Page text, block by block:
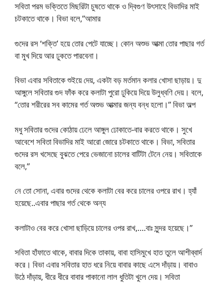
সবিতা পরম ভক্তিতে মিছরিটা চুষতে থাকে ও দ্বিগুণ উৎসাহে বিভাদির মাই
চটকাতে থাকে। বিভা বলে,”আমার
গুদের রস ‘শক্তি’ হয়ে তোর পেটে যাচ্ছে। কোন অশুভ আত্মা তোর পাছার গর্ত
বা মুখ দিয়ে আর ঢুকতে পারবেনা।
বিভা এবার সবিতাকে শুইয়ে দেয়, একটা বড় মর্তমান কলার খোসা ছাড়ায়। দু
আঙ্গুলে সবিতার গুদ ফাঁক করে কলাটা পুরো ঢুকিয়ে দিয়ে উলুধ্বণি দেয়। বলে,
“তোর শরীরের সব কামের গর্ত অশুভ আত্মার জন্য বন্ধ হলো।” বিভা অল্প
মধু সবিতার গুদের কোঠায় ঢেলে আঙ্গুল ঢোকাতে-বার করতে থাকে। সুখে
আবেশে সবিতা বিভাদির মাই আরো জোরে চটকাতে থাকে। বিভা, সবিতার
গুদের রস খসেছে বুঝতে পেরে ভেজানো চালের বাটিটা টেনে নেয়। সবিতাকে
বলে,”
নে তো সোনা, এবার গুদের থেকে কলাটা বের করে চালের ওপরে রাখ। হ্যাঁ
হয়েছে..এবার পাছার গর্ত থেকে অন্য
কলাটাও বের করে খোসা ছাড়িয়ে চালের ওপর রাখ,….বাঃ সুন্দর হয়েছে।”
সবিতা হাঁফাতে থাকে, বাবার দিকে তাকায়, বাবা হাসিমুখে হাত তুলে আশীব্বার্দ
করে। বিভা এবার সবিতার হাত ধরে নিয়ে বাবার কাছে এসে দাঁড়ায়। বাবাও
উঠে দাঁড়ায়, ধীরে ধীরে বাবার পাকানো লাল ধুতিটা খুলে দেয়। সবিতা